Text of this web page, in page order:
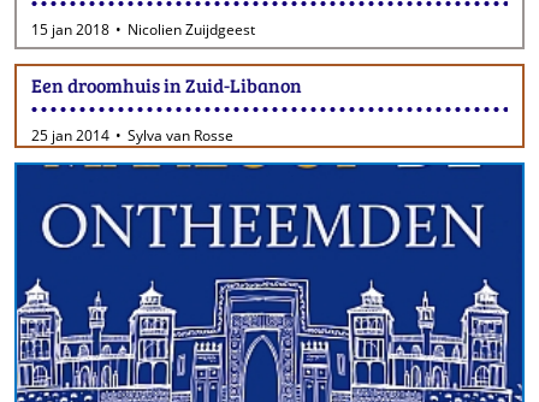
15 jan 2018 Nicolien Zuijdgeest
Een droomhuis in Zuid-Libanon
25 jan 2014 Sylva van Rosse